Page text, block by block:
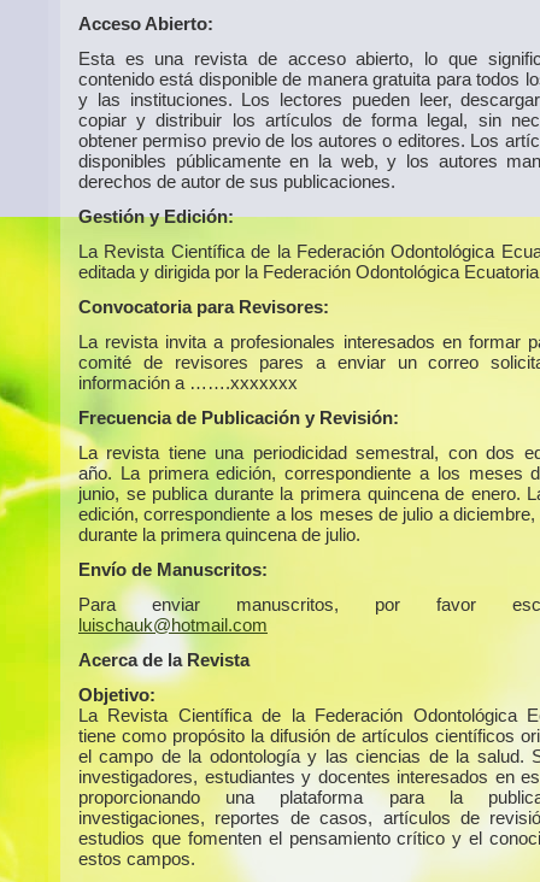
Acceso Abierto:
Esta es una revista de acceso abierto, lo que
contenido está disponible de manera gratuita para todos
y las instituciones. Los lectores pueden leer,
copiar y distribuir los artículos de forma legal, sin
obtener permiso previo de los autores o editores. Los
disponibles públicamente en la web, y los autores
derechos de autor de sus publicaciones.
Gestión y Edición:
La Revista Científica de la Federación Odontológica
editada y dirigida por la Federación Odontológica
Convocatoria para Revisores:
La revista invita a profesionales interesados en formar
comité de revisores pares a enviar un correo
información a …….xxxxxxx
Frecuencia de Publicación y Revisión:
La revista tiene una periodicidad semestral, con dos
año. La primera edición, correspondiente a los meses
junio, se publica durante la primera quincena de enero.
edición, correspondiente a los meses de julio a
durante la primera quincena de julio.
Envío de Manuscritos:
Para enviar manuscritos, por favor
luischauk@hotmail.com
Acerca de la Revista
Objetivo:
La Revista Científica de la Federación Odontológica
tiene como propósito la difusión de artículos científicos
el campo de la odontología y las ciencias de la salud.
investigadores, estudiantes y docentes interesados en
proporcionando una plataforma para la
investigaciones, reportes de casos, artículos de
estudios que fomenten el pensamiento crítico y el
estos campos.